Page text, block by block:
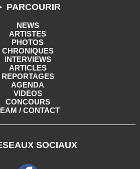
PARCOURIR
NEWS
ARTISTES
PHOTOS
CHRONIQUES
INTERVIEWS
ARTICLES
REPORTAGES
AGENDA
VIDEOS
CONCOURS
/ CONTACT
SOCIAUX